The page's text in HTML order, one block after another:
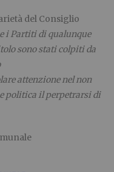
del Consiglio
i Partiti di qualunque
sono stati colpiti da
attenzione nel non
politica il perpetrarsi di